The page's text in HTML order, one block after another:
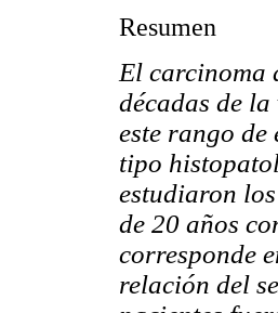
Resumen
El carcinoma
décadas de
este rango de
tipo
estudiaron
de 20 años
corresponde
relación del